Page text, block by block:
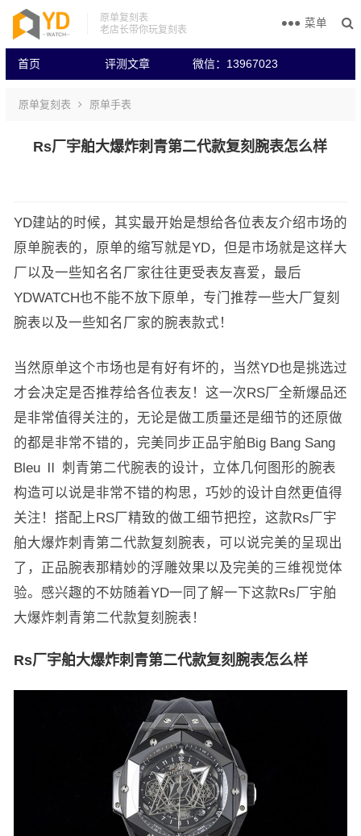
原单复刻表
老店长带你玩复刻表
首页 评测文章 微信：13967023
菜单
原单复刻表 原单手表
Rs厂宇舶大爆炸刺青第二代款复刻腕表怎么样
YD建站的时候，其实最开始是想给各位表友介绍市场的
原单腕表的，原单的缩写就是YD，但是市场就是这样大
厂以及一些知名名厂家往往更受表友喜爱，最后
YDWATCH也不能不放下原单，专门推荐一些大厂复刻
腕表以及一些知名厂家的腕表款式！
当然原单这个市场也是有好有坏的，当然YD也是挑选过
才会决定是否推荐给各位表友！这一次RS厂全新爆品还
是非常值得关注的，无论是做工质量还是细节的还原做
的都是非常不错的，完美同步正品宇舶Big Bang Sang
Bleu Ⅱ 刺青第二代腕表的设计，立体几何图形的腕表
构造可以说是非常不错的构思，巧妙的设计自然更值得
关注！搭配上RS厂精致的做工细节把控，这款Rs厂宇
舶大爆炸刺青第二代款复刻腕表，可以说完美的呈现出
了，正品腕表那精妙的浮雕效果以及完美的三维视觉体
验。感兴趣的不妨随着YD一同了解一下这款Rs厂宇舶
大爆炸刺青第二代款复刻腕表！
Rs厂宇舶大爆炸刺青第二代款复刻腕表怎么样